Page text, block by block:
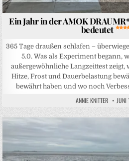
Ein Jahr in der AMOK
bedeutet
365 Tage draußen schlafen –
5.0. Was als Experiment begann,
außergewöhnliche Langzeittest zeigt,
Hitze, Frost und Dauerbelastung
bewährt haben und wo noch
ANNIE KNITTER
Posted in